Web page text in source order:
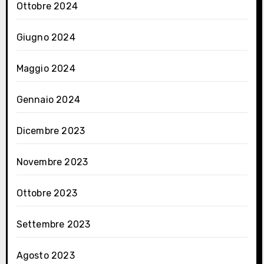
Ottobre 2024
Giugno 2024
Maggio 2024
Gennaio 2024
Dicembre 2023
Novembre 2023
Ottobre 2023
Settembre 2023
Agosto 2023